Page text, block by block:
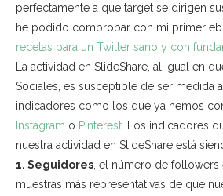
perfectamente a que target se dirigen
he podido comprobar con mi primer
recetas para un Twitter sano y con
La actividad en SlideShare, al igual en
Sociales, es susceptible de ser medida
indicadores como los que ya hemos
Instagram o Pinterest.
Los indicadores
nuestra actividad en SlideShare está
1. Seguidores , el número de followers
muestras más representativas de que